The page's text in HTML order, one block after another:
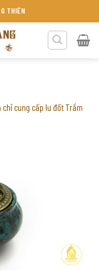
QUANG KHÁNH HÒA
chỉ cung cấp lư đốt Trầm